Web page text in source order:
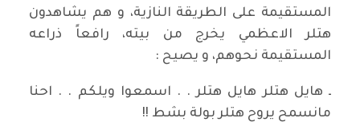
المستقيمة على الطريقة النازية، و هم يشاهدون
هتلر الاعظمي يخرج من بيته، رافعاً ذراعه
المستقيمة نحوهم، و يصيح :
ـ هايل هتلر هايل هتلر . . اسمعوا ويلكم . . احنا
مانسمح يروح هتلر بولة بشط !!